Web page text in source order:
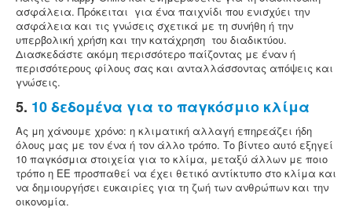
ασφάλεια. Πρόκειται για ένα παιχνίδι που ενισχύει την
ασφάλεια και τις γνώσεις σχετικά με τη συνήθη ή την
υπερβολική χρήση και την κατάχρηση του διαδικτύου.
Διασκεδάστε ακόμη περισσότερο παίζοντας με έναν ή
περισσότερους φίλους σας και ανταλλάσσοντας απόψεις και
γνώσεις.
5. 10 δεδομένα για το παγκόσμιο κλίμα
Ας μη χάνουμε χρόνο: η κλιματική αλλαγή επηρεάζει ήδη
όλους μας με τον ένα ή τον άλλο τρόπο. Το βίντεο αυτό εξηγεί
10 παγκόσμια στοιχεία για το κλίμα, μεταξύ άλλων με ποιο
τρόπο η ΕΕ προσπαθεί να έχει θετικό αντίκτυπο στο κλίμα και
να δημιουργήσει ευκαιρίες για τη ζωή των ανθρώπων και την
οικονομία.